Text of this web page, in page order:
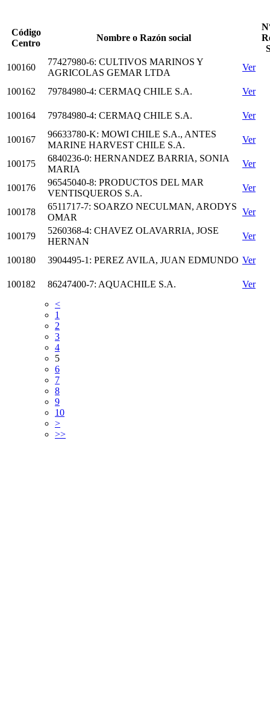
Código
Centro
Nombre o Razón social
100160
77427980-6: CULTIVOS MARINOS Y
AGRICOLAS GEMAR LTDA
Ver
100162 79784980-4: CERMAQ CHILE S.A. Ver
100164 79784980-4: CERMAQ CHILE S.A. Ver
100167
96633780-K: MOWI CHILE S.A., ANTES
MARINE HARVEST CHILE S.A.
Ver
100175
6840236-0: HERNANDEZ BARRIA, SONIA
MARIA
Ver
100176
96545040-8: PRODUCTOS DEL MAR
VENTISQUEROS S.A.
Ver
100178
6511717-7: SOARZO NECULMAN, ARODYS
OMAR
Ver
100179
5260368-4: CHAVEZ OLAVARRIA, JOSE
HERNAN
Ver
100180 3904495-1: PEREZ AVILA, JUAN EDMUNDO Ver
100182 86247400-7: AQUACHILE S.A.
Ver
<
1
2
3
4
5
6
7
8
9
10
>
>>